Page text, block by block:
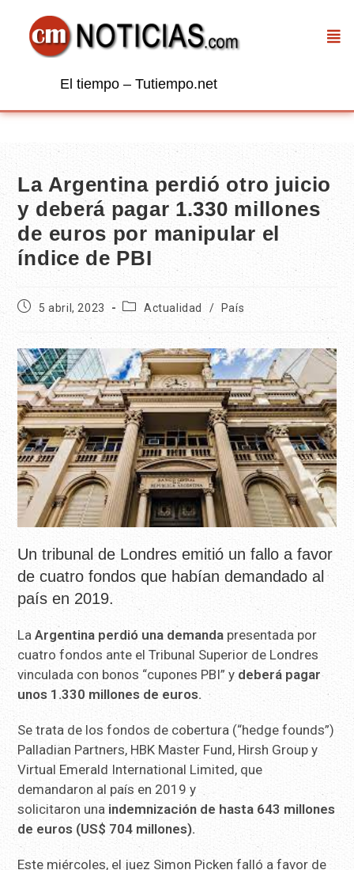
El tiempo – Tutiempo.net
La Argentina perdió otro juicio
y deberá pagar 1.330 millones
de euros por manipular el
índice de PBI
5 abril, 2023 Actualidad / País
Un tribunal de Londres emitió un fallo a favor
de cuatro fondos que habían demandado al
país en 2019.
LaArgentina perdió una demanda presentada por
cuatro fondos ante el Tribunal Superior de Londres
vinculada con bonos “cupones PBI” y deberá pagar
unos 1.330 millones de euros.
Se trata de los fondos de cobertura (“hedge founds”)
Palladian Partners, HBK Master Fund, Hirsh Group y
Virtual Emerald International Limited, que
demandaron al país en 2019 y
solicitaron una indemnización de hasta 643 millones
de euros (US$ 704 millones).
Este miércoles, el juez Simon Picken falló a favor de